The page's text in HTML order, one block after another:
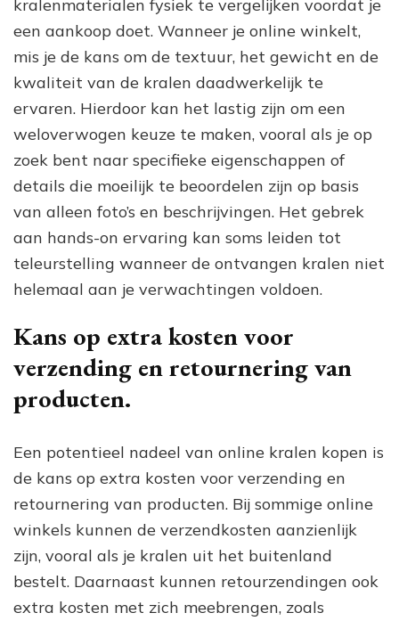
kralenmaterialen fysiek te vergelijken voordat je
een aankoop doet. Wanneer je online winkelt,
mis je de kans om de textuur, het gewicht en de
kwaliteit van de kralen daadwerkelijk te
ervaren. Hierdoor kan het lastig zijn om een
weloverwogen keuze te maken, vooral als je op
zoek bent naar specifieke eigenschappen of
details die moeilijk te beoordelen zijn op basis
van alleen foto’s en beschrijvingen. Het gebrek
aan hands-on ervaring kan soms leiden tot
teleurstelling wanneer de ontvangen kralen niet
helemaal aan je verwachtingen voldoen.
Kans op extra kosten voor
verzending en retournering van
producten.
Een potentieel nadeel van online kralen kopen is
de kans op extra kosten voor verzending en
retournering van producten. Bij sommige online
winkels kunnen de verzendkosten aanzienlijk
zijn, vooral als je kralen uit het buitenland
bestelt. Daarnaast kunnen retourzendingen ook
extra kosten met zich meebrengen, zoals